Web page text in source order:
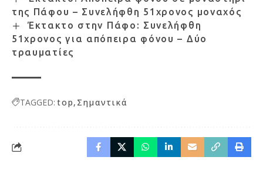
της Πάφου – Συνελήφθη 51χρονος μοναχός
Έκτακτο στην Πάφο: Συνελήφθη
51χρονος για απόπειρα φόνου – Δύο
τραυματίες
TAGGED: top Σημαντικά